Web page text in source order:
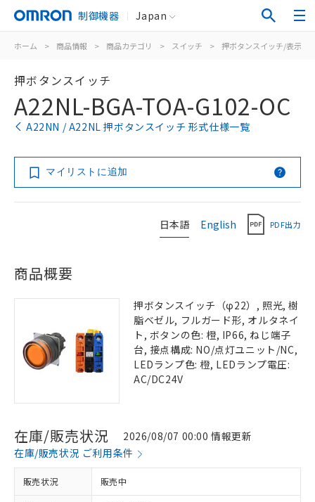
制御機器 Japan
ホーム > 商品情報 > 商品カテゴリ > スイッチ > 押ボタンスイッチ/表示灯
押ボタンスイッチ
A22NL-BGA-TOA-G102-OC
A22NN / A22NL 押ボタンスイッチ 形式仕様一覧
マイリストに追加
日本語 English PDF出力
商品概要
押ボタンスイッチ（φ22）, 照光, 樹
脂ベゼル, フルガード形, オルタネイ
ト, ボタンの色: 橙, IP66, ねじ端子
台, 接点構成: NO/点灯ユニット/NC,
LEDランプ色: 橙, LEDランプ電圧:
AC/DC24V
在庫/販売状況
2026/08/07 00:00 情報更新
在庫/販売状況 ご利用条件
販売状況 販売中